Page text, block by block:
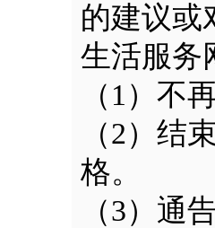
的建议或
生活服务
（1）不
（2）结
格。
（3）通